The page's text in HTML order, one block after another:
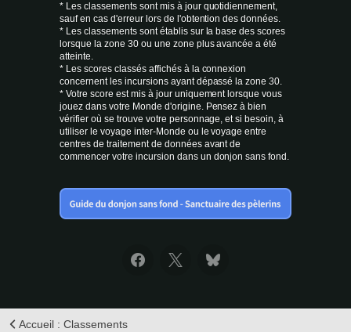
* Les classements sont mis à jour quotidiennement,
sauf en cas d'erreur lors de l'obtention des données.
* Les classements sont établis sur la base des scores
lorsque la zone 30 ou une zone plus avancée a été
atteinte.
* Les scores classés affichés à la connexion
concernent les incursions ayant dépassé la zone 30.
* Votre score est mis à jour uniquement lorsque vous
jouez dans votre Monde d'origine. Pensez à bien
vérifier où se trouve votre personnage, et si besoin, à
utiliser le voyage inter-Monde ou le voyage entre
centres de traitement de données avant de
commencer votre incursion dans un donjon sans fond.
Accueil : Classements